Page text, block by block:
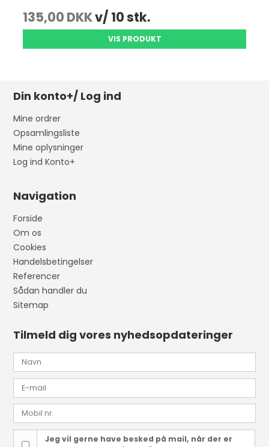
135,00 DKKv/ 10 stk.
VIS PRODUKT
Din konto+/ Log ind
Mine ordrer
Opsamlingsliste
Mine oplysninger
Log ind Konto+
Navigation
Forside
Om os
Cookies
Handelsbetingelser
Referencer
Sådan handler du
Sitemap
Tilmeld dig vores nyhedsopdateringer
Jeg vil gerne have besked på mail, når der er